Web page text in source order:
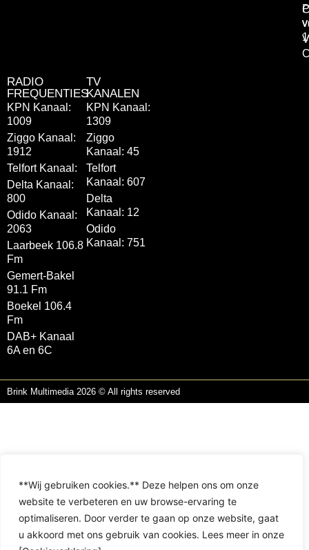
**Wij gebruiken cookies.** Deze helpen ons om onze
website te verbeteren en uw browse-ervaring te
optimaliseren. Door verder te gaan op onze website, gaat
u akkoord met ons gebruik van cookies. Lees meer in onze
RADIO
FREQUENTIES
KPN Kanaal:
1009
Ziggo Kanaal:
1912
Telfort Kanaal:
Delta Kanaal:
800
Odido Kanaal:
2063
Laarbeek 106.8
Fm
Gemert-Bakel
91.1 Fm
Boekel 106.4
Fm
DAB+ Kanaal
6A en 6C
TV
KANALEN
KPN Kanaal:
1309
Ziggo
Kanaal: 45
Telfort
Kanaal: 607
Delta
Kanaal: 12
Odido
Kanaal: 751
Brink Multimedia 2026 © All rights reserved